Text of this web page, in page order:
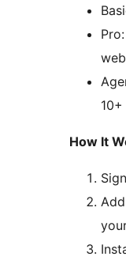
How It